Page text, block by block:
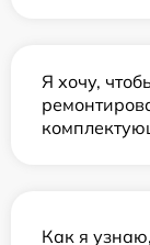
Я хочу,
Как я узнаю,